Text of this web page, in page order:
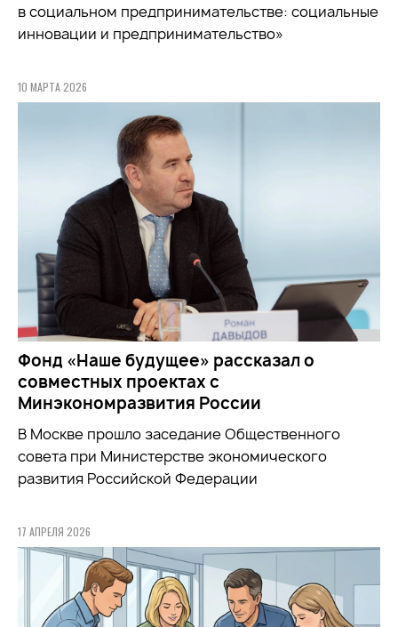
в социальном предпринимательстве: социальные
инновации и предпринимательство»
10 МАРТА 2026
Фонд «Наше будущее» рассказал о
совместных проектах с
Минэкономразвития России
В Москве прошло заседание Общественного
совета при Министерстве экономического
развития Российской Федерации
17 АПРЕЛЯ 2026